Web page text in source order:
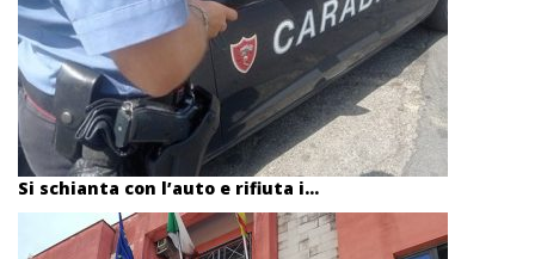
Si schianta con l’auto e rifiuta i...